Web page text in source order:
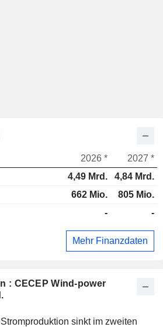
: CECEP Wind-power
sinkt im zweiten
2026 *
2027 *
4,49 Mrd.
4,84 Mrd.
662 Mio.
805 Mio.
- -
Mehr Finanzdaten